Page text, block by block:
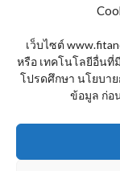
เว็บไซต์
หรือ เทคโนโลยีอื่นที่
โปรดศึกษา นโยบา
ข้อมูล ก่อ
พฤศจิกายน 2015
ตุลาคม 2015(2)
มกราคม 2014(1)
ธันวาคม 2013